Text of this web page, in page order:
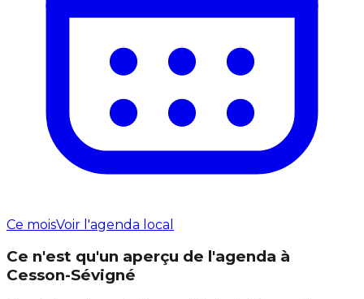
Ce moisVoir l'agenda local
Ce n'est qu'un aperçu de l'agenda à
Cesson-Sévigné